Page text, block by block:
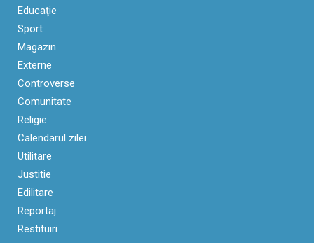
Educaţie
Sport
Magazin
Externe
Controverse
Comunitate
Religie
Calendarul zilei
Utilitare
Justitie
Edilitare
Reportaj
Restituiri